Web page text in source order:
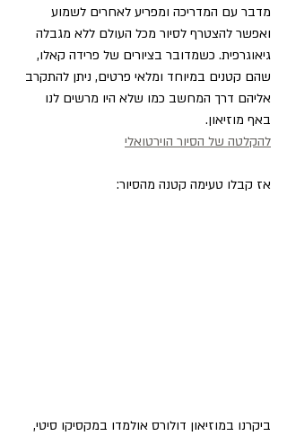
מדבר עם המדריכה ומפריע לאחרים לשמוע
ואפשר להצטרף לסיור מכל העולם ללא מגבלה
גיאוגרפית. כשמדובר בציורים של פרידה קאלו,
שהם קטנים במיוחד ומלאי פרטים, ניתן להתקרב
אליהם דרך המחשב כמו שלא היו מרשים לנו
באף מוזיאון.
להקלטה של הסיור הוירטואלי
אז קבלו טעימה קטנה מהסיור:
ביקרנו במוזיאון דולורס אולמדו במקסיקו סיטי,